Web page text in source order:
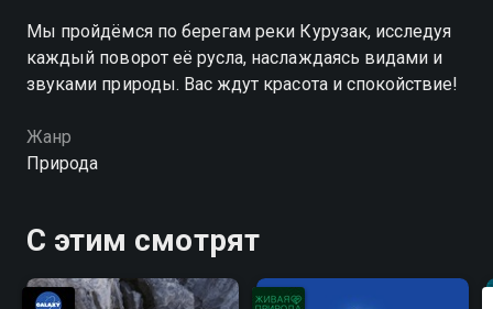
Мы пройдёмся по берегам реки Курузак, исследуя
каждый поворот её русла, наслаждаясь видами и
звуками природы. Вас ждут красота и спокойствие!
Жанр
Природа
С этим смотрят